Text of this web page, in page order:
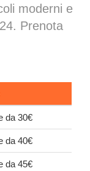
moderni e
Prenota
da 30€
da 40€
da 45€